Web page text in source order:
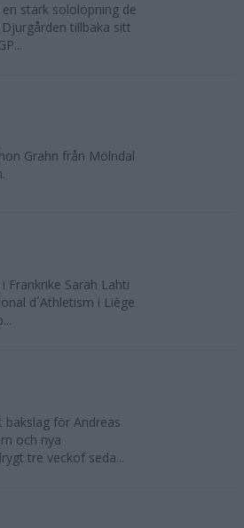
stark sololöpning de
tillbaka sitt
Grahn från Mölndal
Frankrike Sarah Lahti
d´Athletism i Liège
för Andreas
och nya
tre veckof seda...